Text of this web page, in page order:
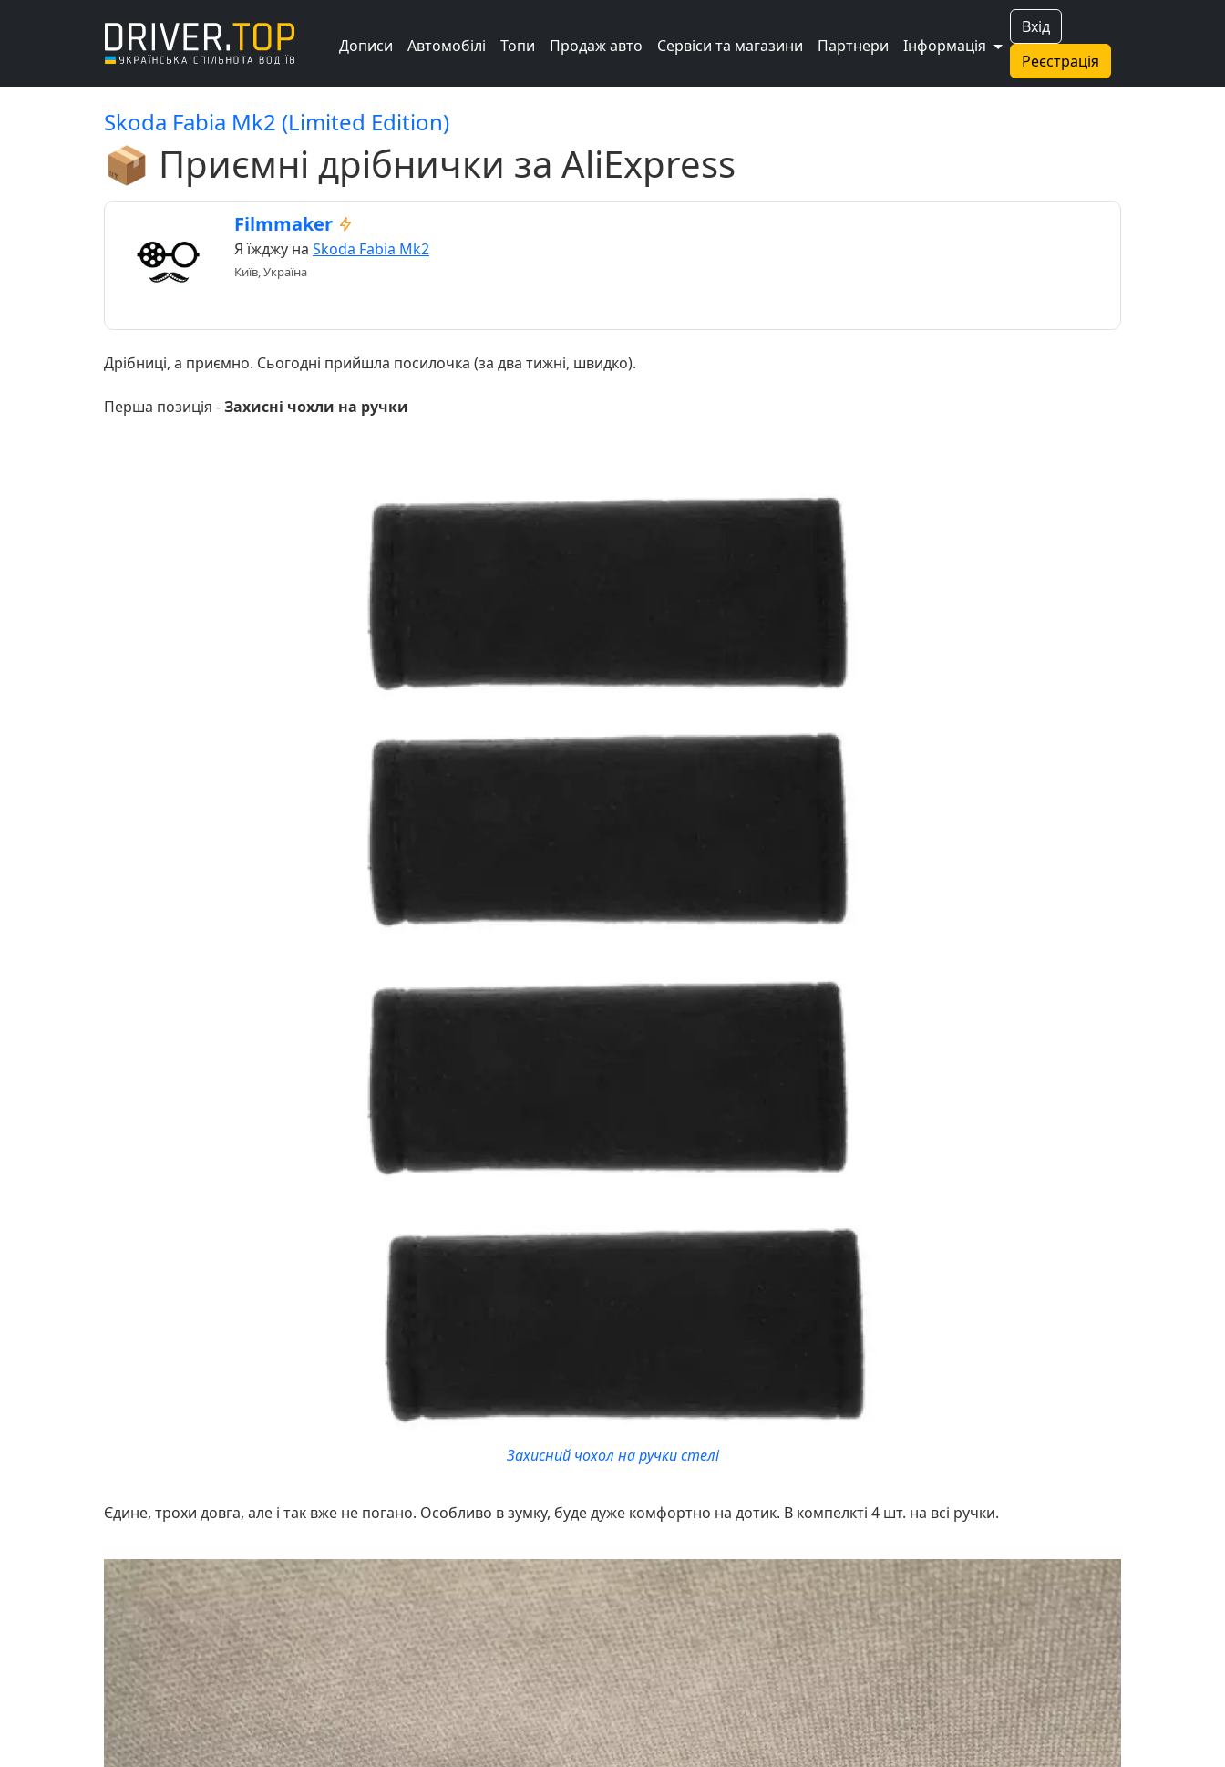
Вхід
Реєстрація
Дописи Автомобілі Топи Продаж авто Сервіси та магазини Партнери Інформація
Skoda Fabia Mk2 (Limited Edition)
📦 Приємні дрібнички за AliExpress
Filmmaker
Я їжджу на Skoda Fabia Mk2
Київ, Україна
Дрібниці, а приємно. Сьогодні прийшла посилочка (за два тижні, швидко).
Перша позиція -Захисні чохли на ручки
Захисний чохол на ручки стелі
Єдине, трохи довга, але і так вже не погано. Особливо в зумку, буде дуже комфортно на дотик. В компелкті 4 шт. на всі ручки.